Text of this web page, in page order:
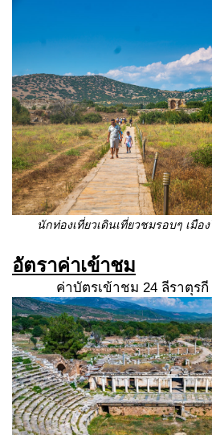
นักท่องเที่ยวเดินเที่ยวชมรอบๆ เมื
อัตราค่าเข้าชม
ค่าบัตรเข้าชม 24 ลีราตุรกี